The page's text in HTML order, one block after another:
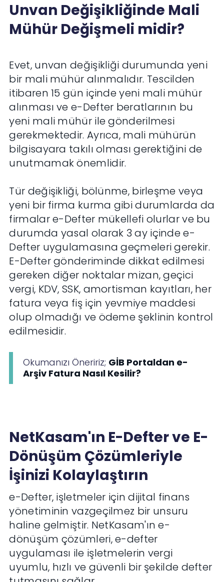
Unvan Değişikliğinde Mali
Mühür Değişmeli midir?
Evet, unvan değişikliği durumunda yeni
bir mali mühür alınmalıdır. Tescilden
itibaren 15 gün içinde yeni mali mühür
alınması ve e-Defter beratlarının bu
yeni mali mühür ile gönderilmesi
gerekmektedir. Ayrıca, mali mühürün
bilgisayara takılı olması gerektiğini de
unutmamak önemlidir.
Tür değişikliği, bölünme, birleşme veya
yeni bir firma kurma gibi durumlarda da
firmalar e-Defter mükellefi olurlar ve bu
durumda yasal olarak 3 ay içinde e-
Defter uygulamasına geçmeleri gerekir.
E-Defter gönderiminde dikkat edilmesi
gereken diğer noktalar mizan, geçici
vergi, KDV, SSK, amortisman kayıtları, her
fatura veya fiş için yevmiye maddesi
olup olmadığı ve ödeme şeklinin kontrol
edilmesidir.
Okumanızı Öneririz; GİB Portaldan e-
Arşiv Fatura Nasıl Kesilir?
NetKasam'ın E-Defter ve E-
Dönüşüm Çözümleriyle
İşinizi Kolaylaştırın
e-Defter, işletmeler için dijital finans
yönetiminin vazgeçilmez bir unsuru
haline gelmiştir. NetKasam'ın e-
dönüşüm çözümleri, e-defter
uygulaması ile işletmelerin vergi
uyumlu, hızlı ve güvenli bir şekilde defter